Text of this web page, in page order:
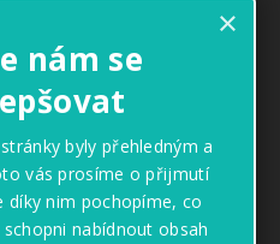
×
nám se
byly přehledným a
vás prosíme o přijmutí
díky nim pochopíme, co
nabídnout obsah